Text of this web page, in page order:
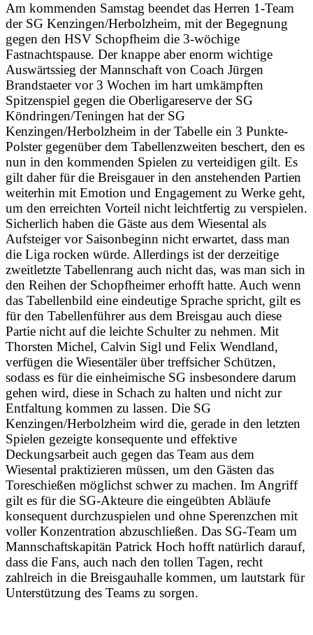
Am kommenden Samstag beendet das Herren 1-Team
der SG Kenzingen/Herbolzheim, mit der Begegnung
gegen den HSV Schopfheim die 3-wöchige
Fastnachtspause. Der knappe aber enorm wichtige
Auswärtssieg der Mannschaft von Coach Jürgen
Brandstaeter vor 3 Wochen im hart umkämpften
Spitzenspiel gegen die Oberligareserve der SG
Köndringen/Teningen hat der SG
Kenzingen/Herbolzheim in der Tabelle ein 3 Punkte-
Polster gegenüber dem Tabellenzweiten beschert, den es
nun in den kommenden Spielen zu verteidigen gilt. Es
gilt daher für die Breisgauer in den anstehenden Partien
weiterhin mit Emotion und Engagement zu Werke geht,
um den erreichten Vorteil nicht leichtfertig zu verspielen.
Sicherlich haben die Gäste aus dem Wiesental als
Aufsteiger vor Saisonbeginn nicht erwartet, dass man
die Liga rocken würde. Allerdings ist der derzeitige
zweitletzte Tabellenrang auch nicht das, was man sich in
den Reihen der Schopfheimer erhofft hatte. Auch wenn
das Tabellenbild eine eindeutige Sprache spricht, gilt es
für den Tabellenführer aus dem Breisgau auch diese
Partie nicht auf die leichte Schulter zu nehmen. Mit
Thorsten Michel, Calvin Sigl und Felix Wendland,
verfügen die Wiesentäler über treffsicher Schützen,
sodass es für die einheimische SG insbesondere darum
gehen wird, diese in Schach zu halten und nicht zur
Entfaltung kommen zu lassen. Die SG
Kenzingen/Herbolzheim wird die, gerade in den letzten
Spielen gezeigte konsequente und effektive
Deckungsarbeit auch gegen das Team aus dem
Wiesental praktizieren müssen, um den Gästen das
Toreschießen möglichst schwer zu machen. Im Angriff
gilt es für die SG-Akteure die eingeübten Abläufe
konsequent durchzuspielen und ohne Sperenzchen mit
voller Konzentration abzuschließen. Das SG-Team um
Mannschaftskapitän Patrick Hoch hofft natürlich darauf,
dass die Fans, auch nach den tollen Tagen, recht
zahlreich in die Breisgauhalle kommen, um lautstark für
Unterstützung des Teams zu sorgen.